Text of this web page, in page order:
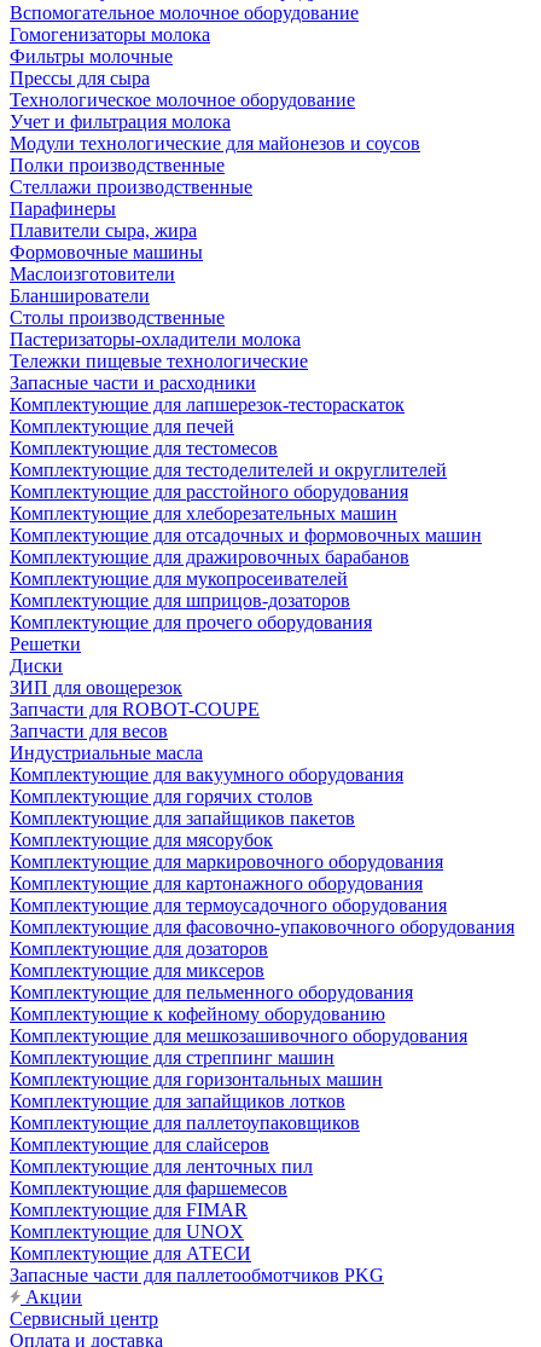
Вспомогательное молочное оборудование
Гомогенизаторы молока
Фильтры молочные
Прессы для сыра
Технологическое молочное оборудование
Учет и фильтрация молока
Модули технологические для майонезов и соусов
Полки производственные
Стеллажи производственные
Парафинеры
Плавители сыра, жира
Формовочные машины
Маслоизготовители
Бланширователи
Столы производственные
Пастеризаторы-охладители молока
Тележки пищевые технологические
Запасные части и расходники
Комплектующие для лапшерезок-тестораскаток
Комплектующие для печей
Комплектующие для тестомесов
Комплектующие для тестоделителей и округлителей
Комплектующие для расстойного оборудования
Комплектующие для хлеборезательных машин
Комплектующие для отсадочных и формовочных машин
Комплектующие для дражировочных барабанов
Комплектующие для мукопросеивателей
Комплектующие для шприцов-дозаторов
Комплектующие для прочего оборудования
Решетки
Диски
ЗИП для овощерезок
Запчасти для ROBOT-COUPE
Запчасти для весов
Индустриальные масла
Комплектующие для вакуумного оборудования
Комплектующие для горячих столов
Комплектующие для запайщиков пакетов
Комплектующие для мясорубок
Комплектующие для маркировочного оборудования
Комплектующие для картонажного оборудования
Комплектующие для термоусадочного оборудования
Комплектующие для фасовочно-упаковочного оборудования
Комплектующие для дозаторов
Комплектующие для миксеров
Комплектующие для пельменного оборудования
Комплектующие к кофейному оборудованию
Комплектующие для мешкозашивочного оборудования
Комплектующие для стреппинг машин
Комплектующие для горизонтальных машин
Комплектующие для запайщиков лотков
Комплектующие для паллетоупаковщиков
Комплектующие для слайсеров
Комплектующие для ленточных пил
Комплектующие для фаршемесов
Комплектующие для FIMAR
Комплектующие для UNOX
Комплектующие для АТЕСИ
Запасные части для паллетообмотчиков PKG
Акции
Сервисный центр
Оплата и доставка